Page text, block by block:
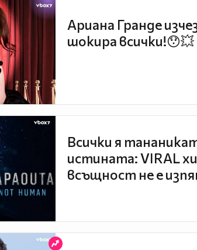
Ариана Гранде
шокира всички!😯💥
Всички я
истината: VIRAL
всъщност не е